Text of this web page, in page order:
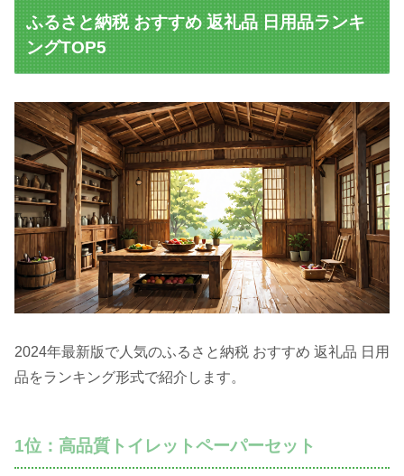
ふるさと納税 おすすめ 返礼品 日用品ランキ
ングTOP5
2024年最新版で人気のふるさと納税 おすすめ 返礼品 日用
品をランキング形式で紹介します。
1位：高品質トイレットペーパーセット